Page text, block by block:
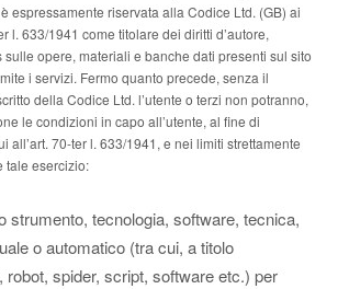
espressamente riservata alla Codice Ltd. (GB) ai
l. 633/1941 come titolare dei diritti d’autore,
opere, materiali e banche dati presenti sul sito
i servizi. Fermo quanto precede, senza il
della Codice Ltd. l’utente o terzi non potranno,
le condizioni in capo all’utente, al fine di
all’art. 70-ter l. 633/1941, e nei limiti strettamente
tale esercizio:
strumento, tecnologia, software, tecnica,
o automatico (tra cui, a titolo
spider, script, software etc.) per